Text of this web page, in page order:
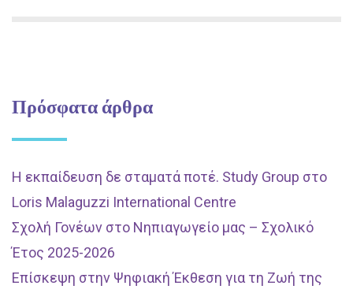
Πρόσφατα άρθρα
Η εκπαίδευση δε σταματά ποτέ. Study Group στο
Loris Malaguzzi International Centre
Σχολή Γονέων στο Νηπιαγωγείο μας – Σχολικό
Έτος 2025-2026
Επίσκεψη στην Ψηφιακή Έκθεση για τη Ζωή της